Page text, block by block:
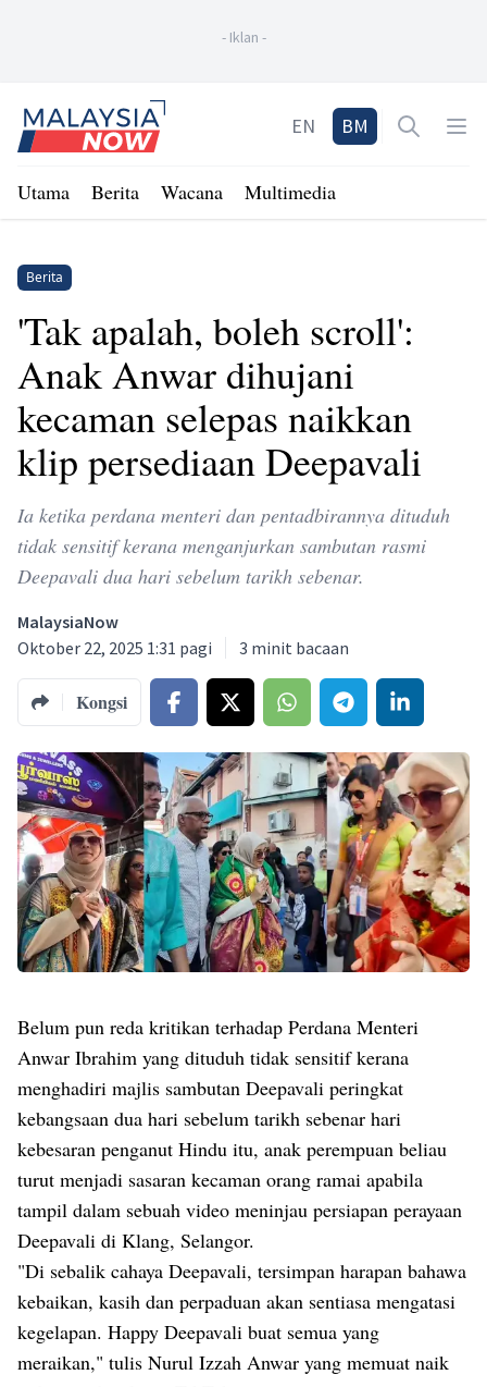
- Iklan -
Home
EN BM Open
Utama Berita Wacana Multimedia
Berita
'Tak apalah, boleh scroll':
Anak Anwar dihujani
kecaman selepas naikkan
klip persediaan Deepavali
Ia ketika perdana menteri dan pentadbirannya dituduh
tidak sensitif kerana menganjurkan sambutan rasmi
Deepavali dua hari sebelum tarikh sebenar.
MalaysiaNow
Oktober 22, 2025 1:31 pagi
3 minit bacaan
Kongsi
Belum pun reda kritikan terhadap Perdana Menteri
Anwar Ibrahim yang dituduh tidak sensitif kerana
menghadiri majlis sambutan Deepavali peringkat
kebangsaan dua hari sebelum tarikh sebenar hari
kebesaran penganut Hindu itu, anak perempuan beliau
turut menjadi sasaran kecaman orang ramai apabila
tampil dalam sebuah video meninjau persiapan perayaan
Deepavali di Klang, Selangor.
"Di sebalik cahaya Deepavali, tersimpan harapan bahawa
kebaikan, kasih dan perpaduan akan sentiasa mengatasi
kegelapan. Happy Deepavali buat semua yang
meraikan," tulis Nurul Izzah Anwar yang memuat naik